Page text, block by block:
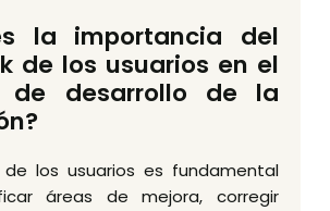
la importancia del
de los usuarios en el
de desarrollo de la
de los usuarios es fundamental
áreas de mejora, corregir